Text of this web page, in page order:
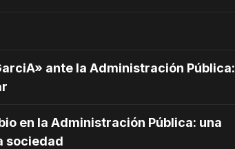
ante la Administración Pública:
en la Administración Pública: una
sociedad